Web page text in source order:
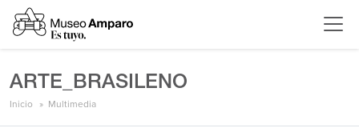
ARTE_BRASILENO
Inicio Multimedia